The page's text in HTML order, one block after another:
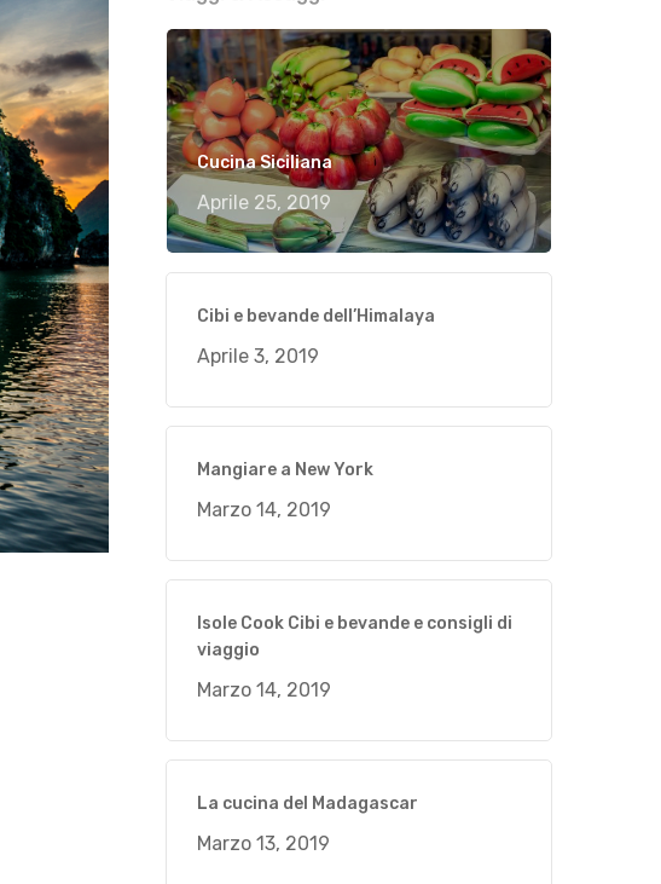
Cucina Siciliana
Aprile 25, 2019
Cibi e bevande dell’Himalaya
Aprile 3, 2019
Mangiare a New York
Marzo 14, 2019
Isole Cook Cibi e bevande e consigli di
viaggio
Marzo 14, 2019
La cucina del Madagascar
Marzo 13, 2019